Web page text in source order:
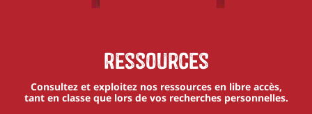
Ressources
Consultez et exploitez nos ressources en libre accès,
tant en classe que lors de vos recherches personnelles.